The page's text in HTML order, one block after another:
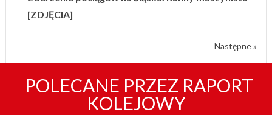
[ZDJĘCIA]
Następne »
POLECANE PRZEZ RAPORT
KOLEJOWY